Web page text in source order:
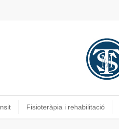
Fisioteràpia i rehabilitació